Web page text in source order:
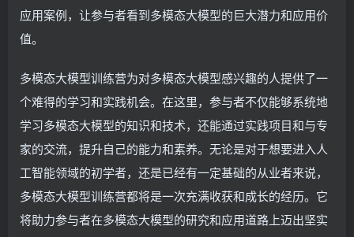
应用案例，让参与者看到多模态大模型的巨大潜力和应用价
值。
多模态大模型训练营为对多模态大模型感兴趣的人提供了一
个难得的学习和实践机会。在这里，参与者不仅能够系统地
学习多模态大模型的知识和技术，还能通过实践项目和与专
家的交流，提升自己的能力和素养。无论是对于想要进入人
工智能领域的初学者，还是已经有一定基础的从业者来说，
多模态大模型训练营都将是一次充满收获和成长的经历。它
将助力参与者在多模态大模型的研究和应用道路上迈出坚实